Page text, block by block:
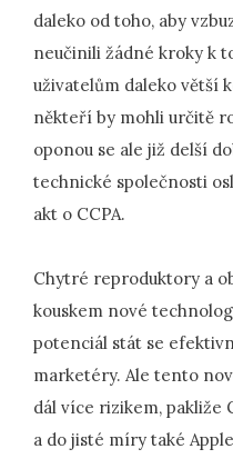
daleko od toho, aby
neučinili žádné kroky k
uživatelům daleko větší
někteří by mohli určitě
oponou se ale již delší
technické společnosti
akt o CCPA.
Chytré reproduktory a
kouskem nové
potenciál stát se
marketéry. Ale tento
dál více rizikem, pakliže
a do jisté míry také